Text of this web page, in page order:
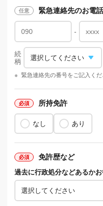
緊急連絡先のお電
-
続
柄
※ 緊急連絡先の番号をご記入くだ
所持免許
なし あり
免許歴など
過去に行政処分などあるかお